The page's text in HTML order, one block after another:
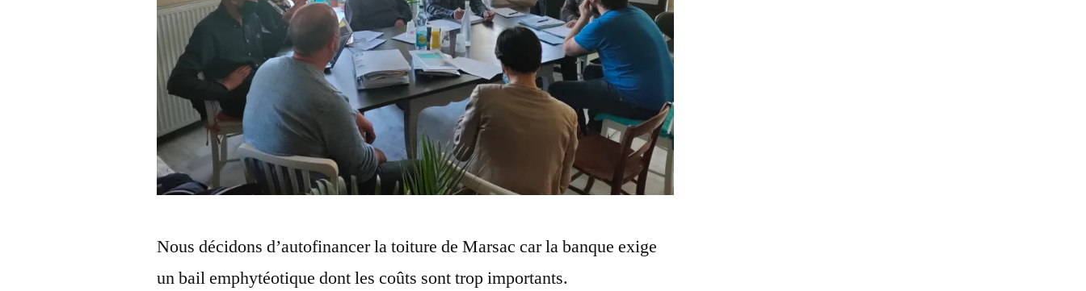
Nous décidons d’autofinancer la toiture de Marsac car la banque exige
un bail emphytéotique dont les coûts sont trop importants.